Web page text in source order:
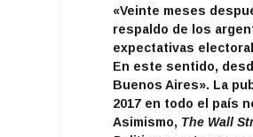
«Veinte meses
respaldo de los
expectativas
En este sentido,
Buenos Aires». La
2017 en todo el país
Asimismo, The Wall